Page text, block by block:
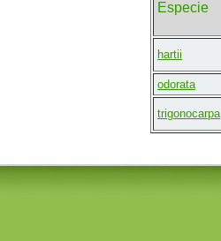
Especie
hartii
odorata
trigonocarpa